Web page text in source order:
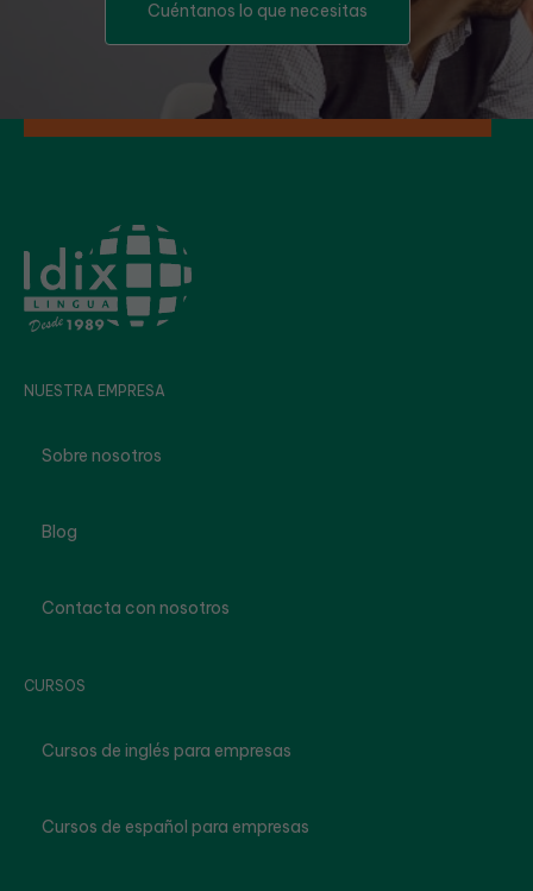
Cuéntanos lo que necesitas
NUESTRA EMPRESA
Sobre nosotros
Blog
Contacta con nosotros
CURSOS
Cursos de inglés para empresas
Cursos de español para empresas